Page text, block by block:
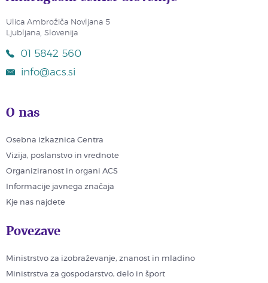
Ulica Ambrožiča Novljana 5
Ljubljana, Slovenija
01 5842 560
info@acs.si
O nas
Osebna izkaznica Centra
Vizija, poslanstvo in vrednote
Organiziranost in organi ACS
Informacije javnega značaja
Kje nas najdete
Povezave
Ministrstvo za izobraževanje, znanost in mladino
Ministrstva za gospodarstvo, delo in šport